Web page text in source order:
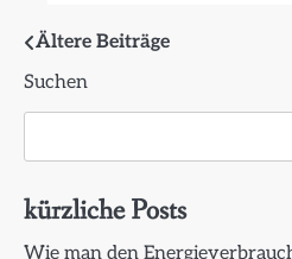
Beitragsnavigation
Ältere Beiträge
Suchen
kürzliche Posts
Wie man den